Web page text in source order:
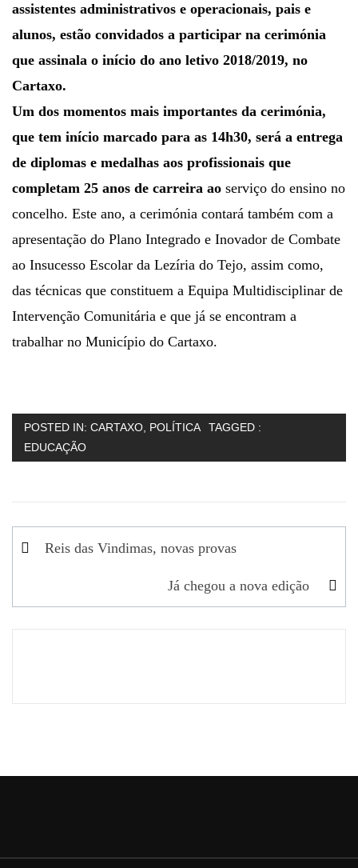
assistentes administrativos e operacionais, pais e
alunos, estão convidados a participar na cerimónia
que assinala o início do ano letivo 2018/2019, no
Cartaxo.
Um dos momentos mais importantes da cerimónia,
que tem início marcado para as 14h30, será a entrega
de diplomas e medalhas aos profissionais que
completam 25 anos de carreira ao serviço do ensino no
concelho. Este ano, a cerimónia contará também com a
apresentação do Plano Integrado e Inovador de Combate
ao Insucesso Escolar da Lezíria do Tejo, assim como,
das técnicas que constituem a Equipa Multidisciplinar de
Intervenção Comunitária e que já se encontram a
trabalhar no Município do Cartaxo.
POSTED IN: CARTAXO, POLÍTICA
TAGGED :
EDUCAÇÃO
Navegação
Reis das Vindimas, novas provas
Já chegou a nova edição